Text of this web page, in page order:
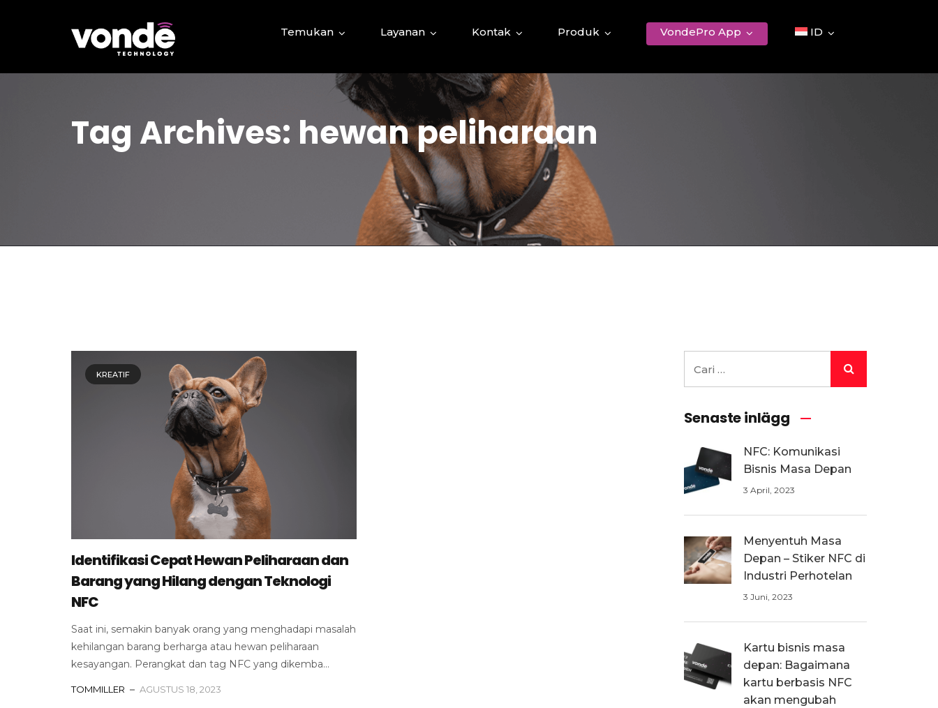
Temukan Layanan Kontak Produk VondePro App ID
Tag Archives: hewan peliharaan
KREATIF
Identifikasi Cepat Hewan Peliharaan dan
Barang yang Hilang dengan Teknologi
NFC
Saat ini, semakin banyak orang yang menghadapi masalah
kehilangan barang berharga atau hewan peliharaan
kesayangan. Perangkat dan tag NFC yang dikemba...
TOMMILLER AGUSTUS 18, 2023
Senaste inlägg
NFC: Komunikasi
Bisnis Masa Depan
3 April, 2023
Menyentuh Masa
Depan – Stiker NFC di
Industri Perhotelan
3 Juni, 2023
Kartu bisnis masa
depan: Bagaimana
kartu berbasis NFC
akan mengubah